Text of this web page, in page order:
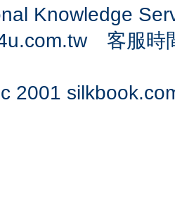
Knowledge
客服時
c 2001